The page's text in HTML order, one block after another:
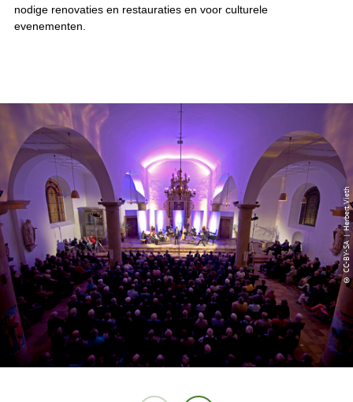
nodige renovaties en restauraties en voor culturele
evenementen.
© CC-BY-SA | Herbert Vieth